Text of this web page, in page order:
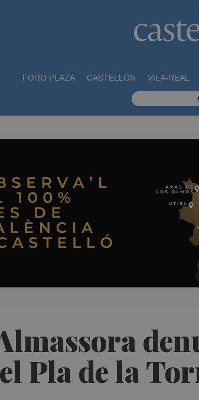
FORO PLAZA CASTELLÓN VILA-REAL
Pla de la